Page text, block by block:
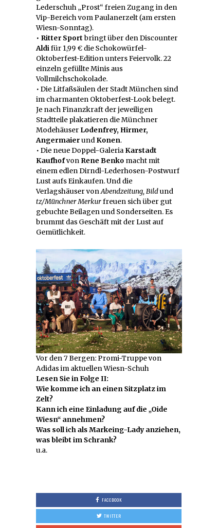
Lederschuh „Prost“ freien Zugang in den
Vip-Bereich vom Paulanerzelt (am ersten
Wiesn-Sonntag).
• Ritter Sport bringt über den Discounter
Aldifür 1,99 € die Schokowürfel-
Oktoberfest-Edition unters Feiervolk. 22
einzeln gefüllte Minis aus
Vollmilchschokolade.
• Die Litfaßsäulen der Stadt München sind
im charmanten Oktoberfest-Look belegt.
Je nach Finanzkraft der jeweiligen
Stadtteile plakatieren die Münchner
Modehäuser Lodenfrey, Hirmer,
Angermaierund Konen.
• Die neue Doppel-Galeria Karstadt
Kaufhofvon Rene Benko macht mit
einem edlen Dirndl-Lederhosen-Postwurf
Lust aufs Einkaufen. Und die
Verlagshäuser von Abendzeitung, Bildund
tz/Münchner Merkurfreuen sich über gut
gebuchte Beilagen und Sonderseiten. Es
brummt das Geschäft mit der Lust auf
Gemütlichkeit.
Vor den 7 Bergen: Promi-Truppe von
Adidas im aktuellen Wiesn-Schuh
Lesen Sie in Folge II:
Wie komme ich an einen Sitzplatz im
Zelt?
Kann ich eine Einladung auf die „Oide
Wiesn“ annehmen?
Was soll ich als Markeing-Lady anziehen,
was bleibt im Schrank?
u.a.
FACEBOOK
TWITTER